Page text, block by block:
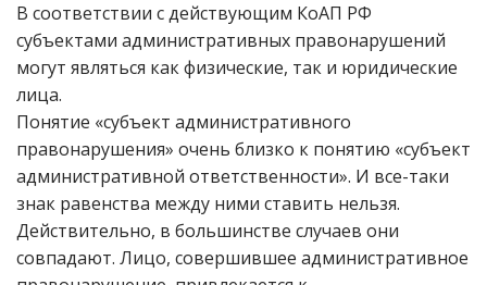
В соответствии с действующим КоАП РФ
субъектами административных правонарушений
могут являться как физические, так и юридические
лица.
Понятие «субъект административного
правонарушения» очень близко к понятию «субъект
административной ответственности». И все-таки
знак равенства между ними ставить нельзя.
Действительно, в большинстве случаев они
совпадают. Лицо, совершившее административное